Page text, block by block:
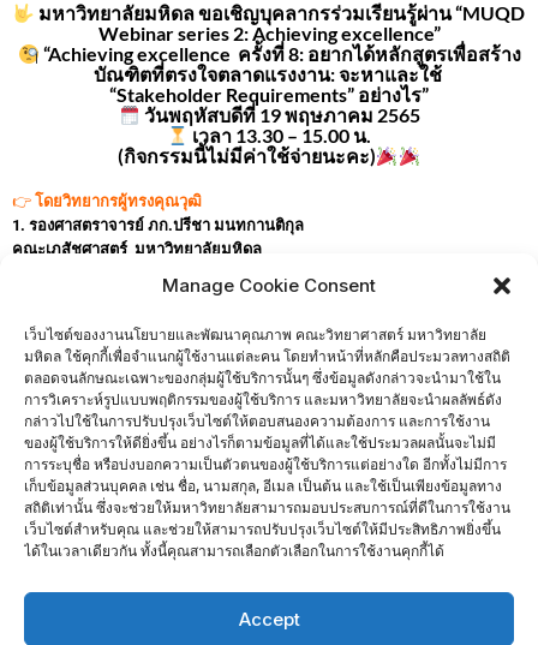
Manage Cookie Consent
เว็บไซต์ของงานนโยบายและพัฒนาคุณภาพ คณะวิทยาศาสตร์ มหาวิทยาลัย
มหิดล ใช้คุกกี้เพื่อจำแนกผู้ใช้งานแต่ละคน โดยทำหน้าที่หลักคือประมวลทางสถิติ
ตลอดจนลักษณะเฉพาะของกลุ่มผู้ใช้บริการนั้นๆ ซึ่งข้อมูลดังกล่าวจะนำมาใช้ใน
การวิเคราะห์รูปแบบพฤติกรรมของผู้ใช้บริการ และมหาวิทยาลัยจะนำผลลัพธ์ดัง
กล่าวไปใช้ในการปรับปรุงเว็บไซต์ให้ตอบสนองความต้องการ และการใช้งาน
ของผู้ใช้บริการให้ดียิ่งขึ้น อย่างไรก็ตามข้อมูลที่ได้และใช้ประมวลผลนั้นจะไม่มี
การระบุชื่อ หรือบ่งบอกความเป็นตัวตนของผู้ใช้บริการแต่อย่างใด อีกทั้งไม่มีการ
เก็บข้อมูลส่วนบุคคล เช่น ชื่อ, นามสกุล, อีเมล เป็นต้น และใช้เป็นเพียงข้อมูลทาง
สถิติเท่านั้น ซึ่งจะช่วยให้มหาวิทยาลัยสามารถมอบประสบการณ์ที่ดีในการใช้งาน
เว็บไซต์สำหรับคุณ และช่วยให้สามารถปรับปรุงเว็บไซต์ให้มีประสิทธิภาพยิ่งขึ้น
ได้ในเวลาเดียวกัน ทั้งนี้คุณสามารถเลือกตัวเลือกในการใช้งานคุกกี้ได้
Accept
มหาวิทยาลัยมหิดล ขอเชิญบุคลากรร่วมเรียนรู้ผ่าน “MUQD
Webinar series 2: Achieving excellence”
“Achieving excellence ครั้งที่ 8: อยากได้หลักสูตรเพื่อสร้าง
บัณฑิตที่ตรงใจตลาดแรงงาน: จะหาและใช้
“Stakeholder Requirements” อย่างไร”
วันพฤหัสบดีที่ 19 พฤษภาคม 2565
เวลา 13.30 – 15.00 น.
(กิจกรรมนี้ไม่มีค่าใช้จ่ายนะคะ)
👉 โดยวิทยากรผู้ทรงคุณวุฒิ
1. รองศาสตราจารย์ ภก.ปรีชา มนทกานติกุล
คณะเภสัชศาสตร์ มหาวิทยาลัยมหิดล
มหาวิทยาลัยมหิดล
3. ผู้ช่วยศาสตราจารย์ ดร.ธีรพร รับคำอินทร์
คณะวิศวกรรมศาสตร์ มหาวิทยาลัยมหิดล
ผู้ดำเนินรายการ
1. รองศาสตราจารย์ ชวลิต วงษ์เอก
AUN-QA Expect & Assessor
2. ผู้ช่วยศาสตราจารย์ ดร.อรลัชชา ศิวรักษ์
วิทยาลัยนานาชาติมหาวิทยาลัยมหิดล
บนระบบออนไลน์ ผ่าน Cisco Webex Event
สำรองที่นั่งรับฟัง โดยระบบออนไลน์กับเราได้ที่
http://op.mahidol.ac.th/qd/new/2022/km20220519.html
https://kmmasterclass.mahidol.ac.th/